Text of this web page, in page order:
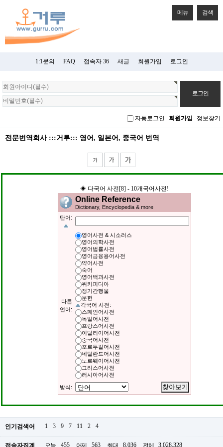
메뉴 검색
1:1문의 FAQ 접속자 36 새글 회원가입 로그인
회
원
로
자동로그인 회원가입 정보찾기
전문번역회사 :::거루::: 영어, 일본어, 중국어 번역
◈ 다국어 사전[8] - 10개국어사전!
Online Reference
Dictionary, Encyclopedia & more
단어:
다른
언어:
영어사전 & 시소러스
영어의학사전
영어법률사전
영어금융용어사전
약어사전
숙어
영어백과사전
위키피디아
정기간행물
문헌
각국어 사전:
스페인어사전
독일어사전
프랑스어사전
이탈리아어사전
중국어사전
포르투갈어사전
네덜란드어사전
노르웨이어사전
그리스어사전
러시아어사전
방식:
인기검색어 1 3 9 7 11 2 4
접속자집계 오늘 455 어제 563 최대 8,036 전체 3,028,328